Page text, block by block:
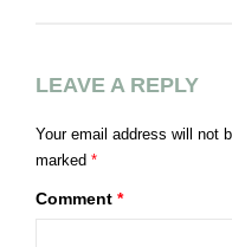
LEAVE A REPLY
Your email address will not
marked *
Comment *